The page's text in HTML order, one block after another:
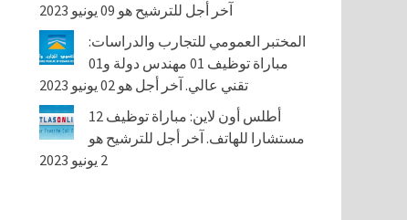
آخر أجل للترشيح هو 09 يونيو 2023
المختبر العمومي للتجارب والدراسات:
مباراة توظيف 01 مهندس دولة و01
تقني عالي. آخر أجل هو 02 يونيو 2023
أطلس أون لاين: مباراة توظيف 12
مستشارا للهاتف. آخر أجل للترشيح هو
2 يونيو 2023